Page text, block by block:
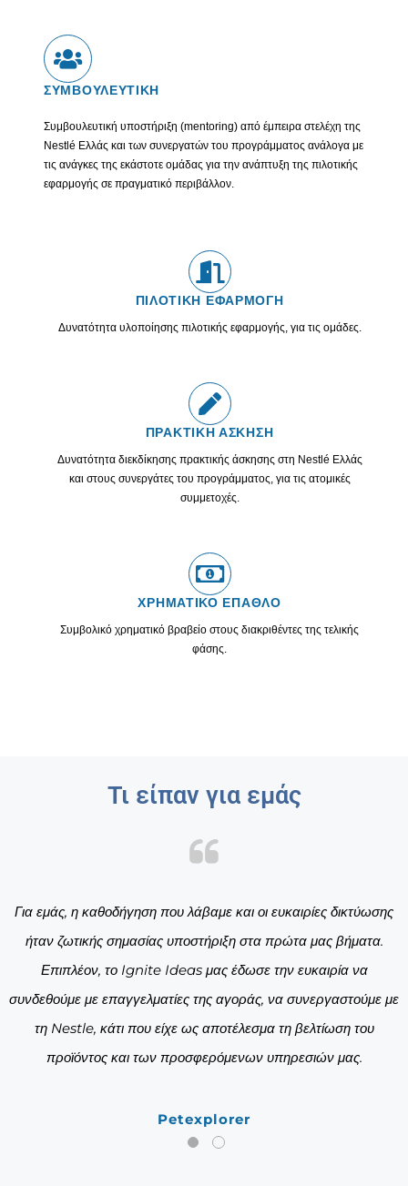
ΣΥΜΒΟΥΛΕΥΤΙΚΗ
Συμβουλευτική υποστήριξη (mentoring) από έμπειρα στελέχη της
Nestlé Ελλάς και των συνεργατών του προγράμματος ανάλογα με
τις ανάγκες της εκάστοτε ομάδας για την ανάπτυξη της πιλοτικής
εφαρμογής σε πραγματικό περιβάλλον.
ΠΙΛΟΤΙΚΗ ΕΦΑΡΜΟΓΗ
Δυνατότητα υλοποίησης πιλοτικής εφαρμογής, για τις ομάδες.
ΠΡΑΚΤΙΚΗ ΑΣΚΗΣΗ
Δυνατότητα διεκδίκησης πρακτικής άσκησης στη Nestlé Ελλάς
και στους συνεργάτες του προγράμματος, για τις ατομικές
συμμετοχές.
ΧΡΗΜΑΤΙΚΟ ΕΠΑΘΛΟ
Συμβολικό χρηματικό βραβείο στους διακριθέντες της τελικής
φάσης.
Τι είπαν για εμάς
Για εμάς, η καθοδήγηση που λάβαμε και οι ευκαιρίες δικτύωσης
ήταν ζωτικής σημασίας υποστήριξη στα πρώτα μας βήματα.
Επιπλέον, το Ignite Ideas μας έδωσε την ευκαιρία να
συνδεθούμε με επαγγελματίες της αγοράς, να συνεργαστούμε με
τη Nestle, κάτι που είχε ως αποτέλεσμα τη βελτίωση του
προϊόντος και των προσφερόμενων υπηρεσιών μας.
Petexplorer